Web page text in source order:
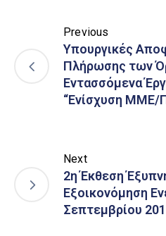
Previous
Υπουργικές
Πλήρωσης των
Εντασσόμενα
“Ενίσχυση ΜΜΕ/
Next
2η Έκθεση
Εξοικονόμηση
Σεπτεμβρίου